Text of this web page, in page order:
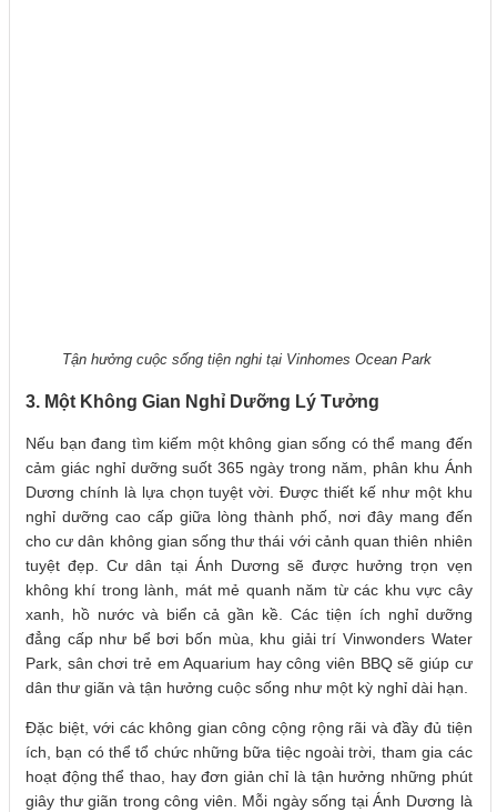
Tận hưởng cuộc sống tiện nghi tại Vinhomes Ocean Park
3. Một Không Gian Nghỉ Dưỡng Lý Tưởng
Nếu bạn đang tìm kiếm một không gian sống có thể mang đến
cảm giác nghỉ dưỡng suốt 365 ngày trong năm, phân khu Ánh
Dương chính là lựa chọn tuyệt vời. Được thiết kế như một khu
nghỉ dưỡng cao cấp giữa lòng thành phố, nơi đây mang đến
cho cư dân không gian sống thư thái với cảnh quan thiên nhiên
tuyệt đẹp. Cư dân tại Ánh Dương sẽ được hưởng trọn vẹn
không khí trong lành, mát mẻ quanh năm từ các khu vực cây
xanh, hồ nước và biển cả gần kề. Các tiện ích nghỉ dưỡng
đẳng cấp như bể bơi bốn mùa, khu giải trí Vinwonders Water
Park, sân chơi trẻ em Aquarium hay công viên BBQ sẽ giúp cư
dân thư giãn và tận hưởng cuộc sống như một kỳ nghỉ dài hạn.
Đặc biệt, với các không gian công cộng rộng rãi và đầy đủ tiện
ích, bạn có thể tổ chức những bữa tiệc ngoài trời, tham gia các
hoạt động thể thao, hay đơn giản chỉ là tận hưởng những phút
giây thư giãn trong công viên. Mỗi ngày sống tại Ánh Dương là